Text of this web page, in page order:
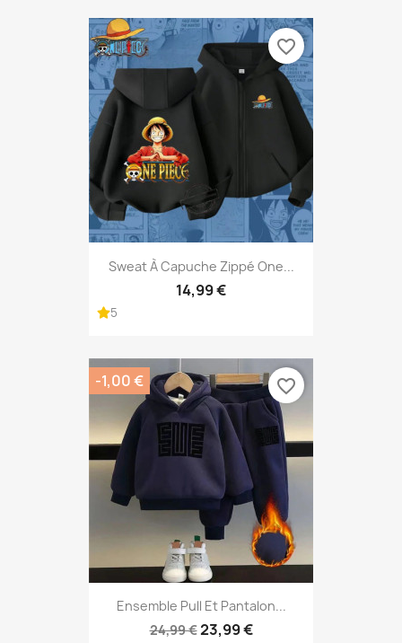
Sweat À Capuche Zippé One...
14,99 €
5
favorite_border
Ensemble Pull Et Pantalon...
24,99 €23,99 €
-1,00 € favorite_border